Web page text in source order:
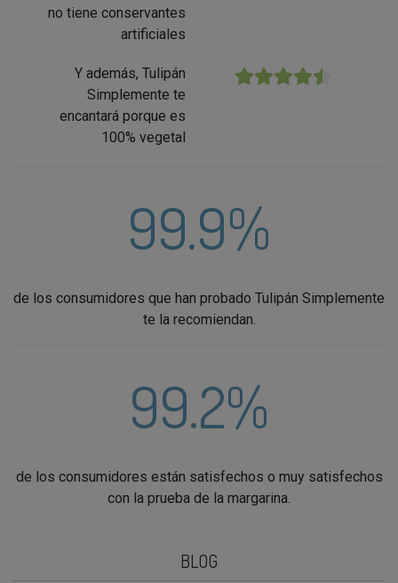
no tiene conservantes
artificiales
Y además, Tulipán
Simplemente te
encantará porque es
100% vegetal
★★★★★
99.9%
de los consumidores que han probado Tulipán Simplemente
te la recomiendan.
99.2%
de los consumidores están satisfechos o muy satisfechos
con la prueba de la margarina.
BLOG